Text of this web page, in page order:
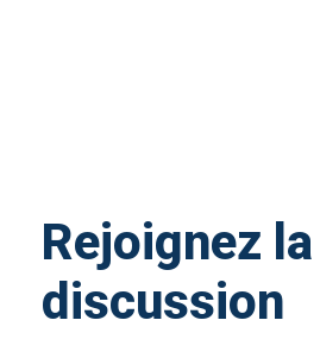
Rejoignez la
discussion